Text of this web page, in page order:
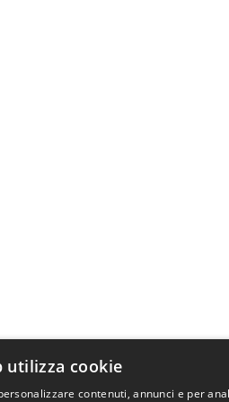
utilizza cookie
contenuti, annunci e per